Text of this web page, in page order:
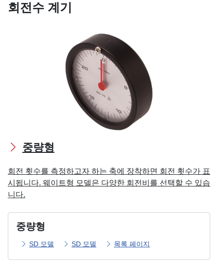
회전수 계기
중량형
회전 횟수를 측정하고자 하는 축에 장착하면 회전 횟수가 표
시됩니다. 웨이트형 모델은 다양한 회전비를 선택할 수 있습
니다.
중량형
SD 모델 SD 모델 목록 페이지